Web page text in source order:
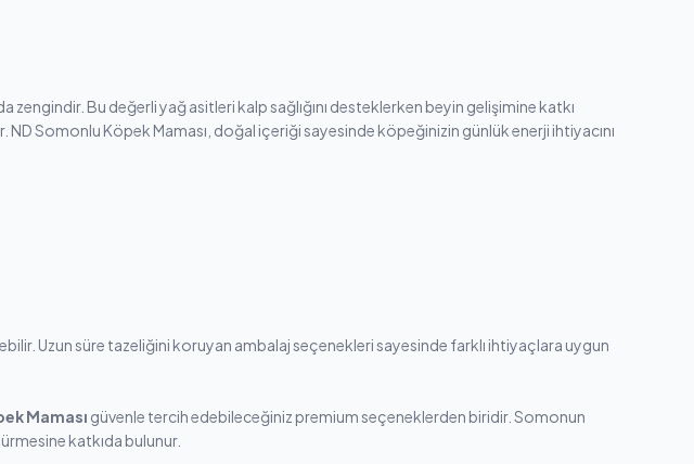
zengindir. Bu değerli yağ asitleri kalp sağlığını desteklerken beyin gelişimine katkı
Somonlu Köpek Maması, doğal içeriği sayesinde köpeğinizin günlük enerji ihtiyacını
Uzun süre tazeliğini koruyan ambalaj seçenekleri sayesinde farklı ihtiyaçlara uygun
Maması güvenle tercih edebileceğiniz premium seçeneklerden biridir. Somonun
katkıda bulunur.